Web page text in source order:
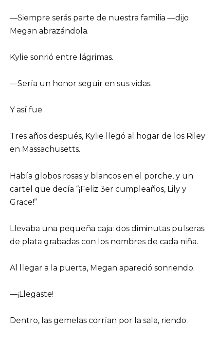
—Siempre serás parte de nuestra familia —dijo
Megan abrazándola.
Kylie sonrió entre lágrimas.
—Sería un honor seguir en sus vidas.
Y así fue.
Tres años después, Kylie llegó al hogar de los Riley
en Massachusetts.
Había globos rosas y blancos en el porche, y un
cartel que decía “¡Feliz 3er cumpleaños, Lily y
Grace!”
Llevaba una pequeña caja: dos diminutas pulseras
de plata grabadas con los nombres de cada niña.
Al llegar a la puerta, Megan apareció sonriendo.
—¡Llegaste!
Dentro, las gemelas corrían por la sala, riendo.